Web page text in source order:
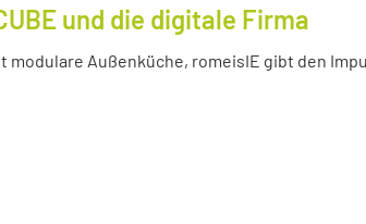
und die digitale Firma
Außenküche, romeisIE gibt den